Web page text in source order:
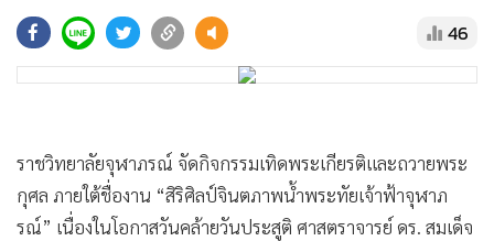
• Infographic
• การเมือง
• ท่องเที่ยว
• ต่างประเทศ
• Special Scoop
• เศรษฐกิจ-ธุรกิจ
46
ราชวิทยาลัยจุฬาภรณ์ จัดกิจกรรมเทิดพระเกียรติและถวายพระ
กุศล ภายใต้ชื่องาน “สิริศิลป์จินตภาพน้ำพระทัยเจ้าฟ้าจุฬาภ
รณ์” เนื่องในโอกาสวันคล้ายวันประสูติ ศาสตราจารย์ ดร. สมเด็จ